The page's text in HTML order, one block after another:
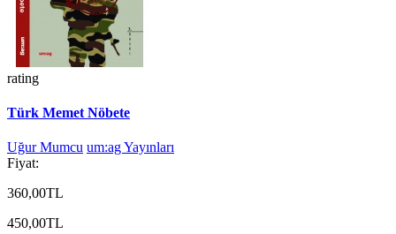
rating
Türk Memet Nöbete
Uğur Mumcu um:ag Yayınları
Fiyat:
360,00TL
450,00TL